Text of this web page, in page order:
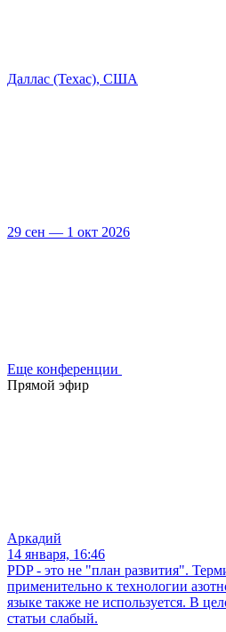
Даллас (Техас), США
29 сен — 1 окт 2026
Еще конференции
Прямой эфир
Аркадий
14 января, 16:46
PDP - это не "план развития".
применительно к технологии
языке также не используется. В
статьи слабый.